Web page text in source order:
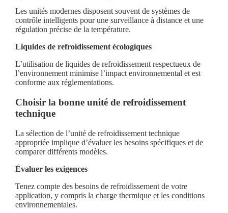
Les unités modernes disposent souvent de systèmes de
contrôle intelligents pour une surveillance à distance et une
régulation précise de la température.
Liquides de refroidissement écologiques
L’utilisation de liquides de refroidissement respectueux de
l’environnement minimise l’impact environnemental et est
conforme aux réglementations.
Choisir la bonne unité de refroidissement
technique
La sélection de l’unité de refroidissement technique
appropriée implique d’évaluer les besoins spécifiques et de
comparer différents modèles.
Évaluer les exigences
Tenez compte des besoins de refroidissement de votre
application, y compris la charge thermique et les conditions
environnementales.